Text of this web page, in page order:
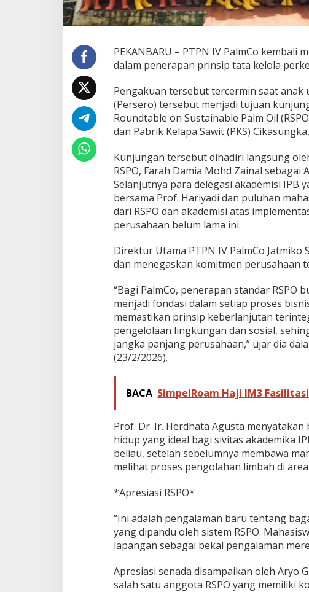
I
V
P
l
m
C
o
R
a
i
h
n
g
a
k
u
a
n
S
P
G
o
b
a
l
PEKANBARU – PTPN IV PalmCo
dalam penerapan prinsip tata kelola
Pengakuan tersebut tercermin saat
(Persero) tersebut menjadi tujuan
Roundtable on Sustainable Palm Oil
dan Pabrik Kelapa Sawit (PKS)
Kunjungan tersebut dihadiri langsung
RSPO, Farah Damia Mohd Zainal
Selanjutnya para delegasi akademisi IPB
bersama Prof. Hariyadi dan puluhan
dari RSPO dan akademisi atas
perusahaan belum lama ini.
Direktur Utama PTPN IV PalmCo
dan menegaskan komitmen perusahaan
“Bagi PalmCo, penerapan standar
menjadi fondasi dalam setiap proses
memastikan prinsip keberlanjutan
pengelolaan lingkungan dan sosial,
jangka panjang perusahaan,” ujar dia
(23/2/2026).
BACA SimpelRoam Haji IM3
Prof. Dr. Ir. Herdhata Agusta
hidup yang ideal bagi sivitas akademika
beliau, setelah sebelumnya membawa
melihat proses pengolahan limbah di
*Apresiasi RSPO*
“Ini adalah pengalaman baru tentang
yang dipandu oleh sistem RSPO.
lapangan sebagai bekal pengalaman
Apresiasi senada disampaikan oleh Aryo
salah satu anggota RSPO yang memiliki